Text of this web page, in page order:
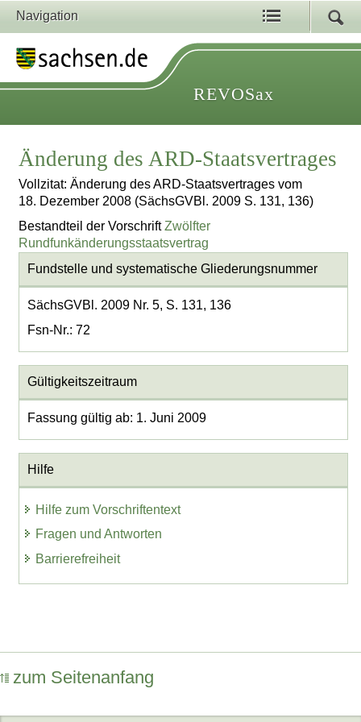
Navigation
REVOSax
Änderung des ARD-Staatsvertrages
Vollzitat: Änderung des ARD-Staatsvertrages vom
18. Dezember 2008 (SächsGVBl. 2009 S. 131, 136)
Bestandteil der VorschriftZwölfter
Rundfunkänderungsstaatsvertrag
Fundstelle und systematische Gliederungsnummer
SächsGVBl. 2009 Nr. 5, S. 131, 136
Fsn-Nr.: 72
Gültigkeitszeitraum
Fassung gültig ab: 1. Juni 2009
Hilfe
Hilfe zum Vorschriftentext
Fragen und Antworten
Barrierefreiheit
zum Seitenanfang